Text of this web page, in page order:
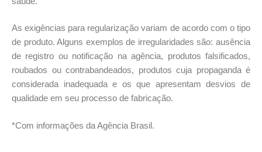
As exigências para regularização variam de acordo com o tipo
de produto. Alguns exemplos de irregularidades são: ausência
de registro ou notificação na agência, produtos falsificados,
roubados ou contrabandeados, produtos cuja propaganda é
considerada inadequada e os que apresentam desvios de
qualidade em seu processo de fabricação.
*Com informações da Agência Brasil.